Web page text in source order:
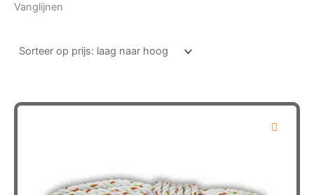
Vanglijnen